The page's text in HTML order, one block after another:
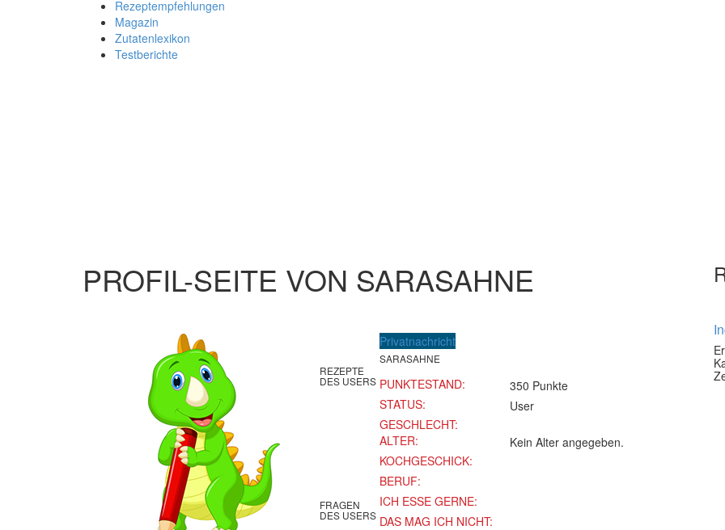
Rezeptempfehlungen
Magazin
Zutatenlexikon
Testberichte
PROFIL-SEITE VON SARASAHNE
Privatnachricht
SARASAHNE
PUNKTESTAND:
350 Punkte
STATUS:
User
GESCHLECHT:
ALTER:
Kein Alter angegeben.
KOCHGESCHICK:
BERUF:
ICH ESSE GERNE:
DAS MAG ICH NICHT:
REZEPTE
DES USERS
FRAGEN
DES USERS